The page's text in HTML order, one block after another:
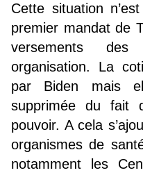
Cette situation
premier mandat de
versements
organisation. La
par Biden mais
supprimée du fait
pouvoir. A cela
organismes de
notamment les